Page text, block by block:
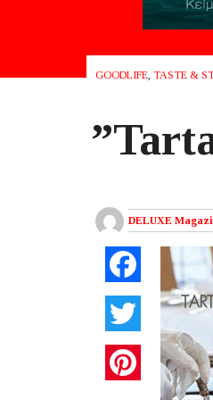
GOODLIFE, TASTE &
DELUXE
Facebook
Twitter
Pinterest